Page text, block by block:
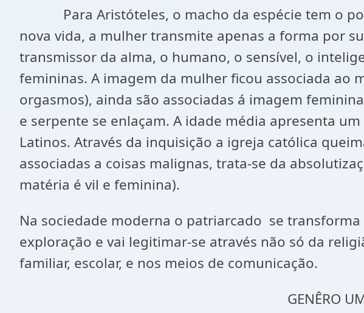
Para Aristóteles, o macho da espécie tem o
nova vida, a mulher transmite apenas a forma por
transmissor da alma, o humano, o sensível, o
femininas. A imagem da mulher ficou associada ao
orgasmos), ainda são associadas á imagem
e serpente se enlaçam. A idade média apresenta
Latinos. Através da inquisição a igreja católica
associadas a coisas malignas, trata-se da
matéria é vil e feminina).
Na sociedade moderna o patriarcado se
exploração e vai legitimar-se através não só da
familiar, escolar, e nos meios de comunicação.
GENÊRO